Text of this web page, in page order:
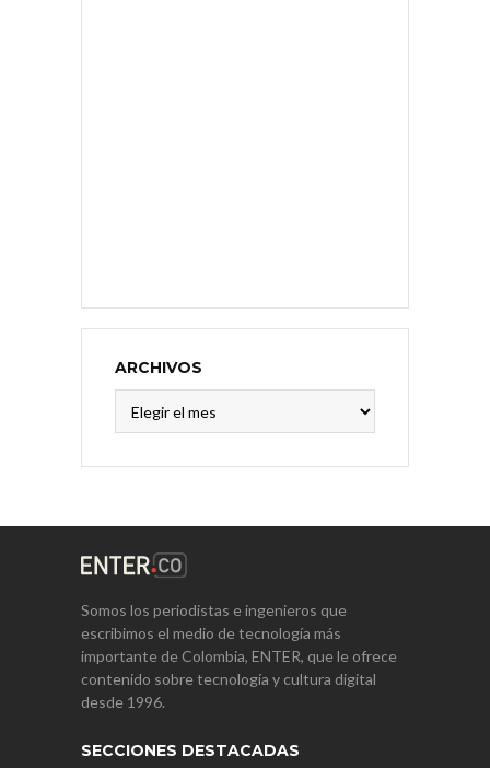
ARCHIVOS
Somos los periodistas e ingenieros que
escribimos el medio de tecnología más
importante de Colombia, ENTER, que le ofrece
contenido sobre tecnología y cultura digital
desde 1996.
SECCIONES DESTACADAS